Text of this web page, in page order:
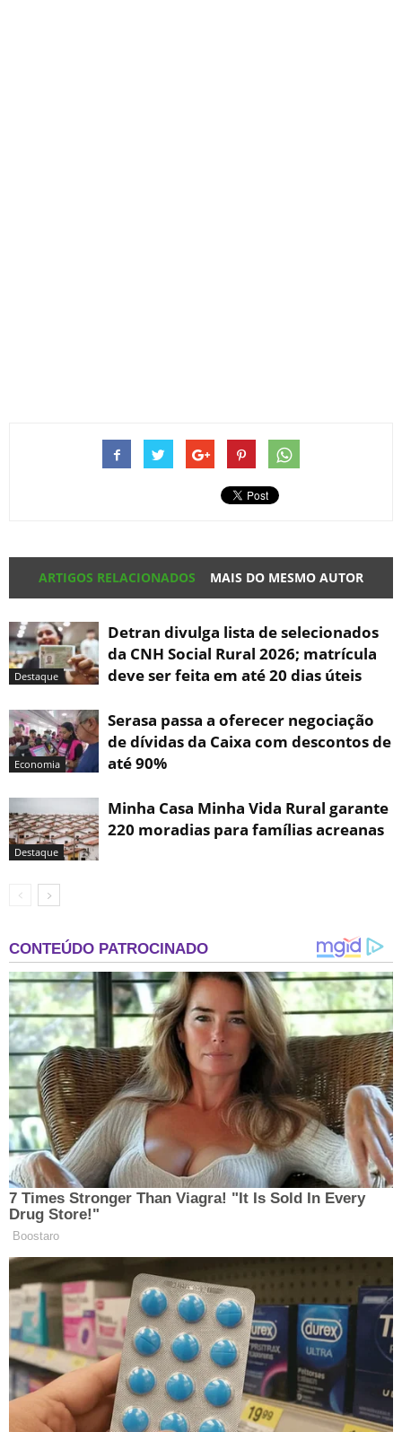
ARTIGOS RELACIONADOS MAIS DO MESMO AUTOR
Destaque
Detran divulga lista de selecionados
da CNH Social Rural 2026; matrícula
deve ser feita em até 20 dias úteis
Economia
Serasa passa a oferecer negociação
de dívidas da Caixa com descontos de
até 90%
Destaque
Minha Casa Minha Vida Rural garante
220 moradias para famílias acreanas